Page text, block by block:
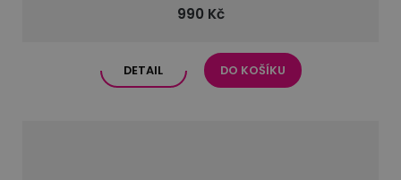
990 Kč
DETAIL DO KOŠÍKU